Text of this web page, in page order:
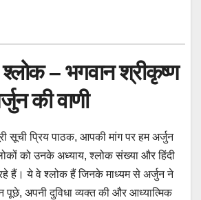
– भगवान श्रीकृष्ण
की वाणी
सूची प्रिय पाठक, आपकी मांग पर हम अर्जुन
को उनके अध्याय, श्लोक संख्या और हिंदी
हैं। ये वे श्लोक हैं जिनके माध्यम से अर्जुन ने
पूछे, अपनी दुविधा व्यक्त की और आध्यात्मिक